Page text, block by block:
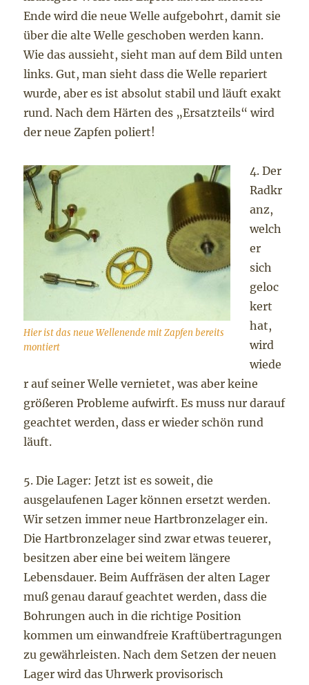
Ende wird die neue Welle aufgebohrt, damit sie
über die alte Welle geschoben werden kann.
Wie das aussieht, sieht man auf dem Bild unten
links. Gut, man sieht dass die Welle repariert
wurde, aber es ist absolut stabil und läuft exakt
rund. Nach dem Härten des „Ersatzteils“ wird
der neue Zapfen poliert!
Hier ist das neue Wellenende mit Zapfen bereits
montiert
4. Der
Radkr
anz,
welch
er
sich
geloc
kert
hat,
wird
wiede
r auf seiner Welle vernietet, was aber keine
größeren Probleme aufwirft. Es muss nur darauf
geachtet werden, dass er wieder schön rund
läuft.
5. Die Lager: Jetzt ist es soweit, die
ausgelaufenen Lager können ersetzt werden.
Wir setzen immer neue Hartbronzelager ein.
Die Hartbronzelager sind zwar etwas teuerer,
besitzen aber eine bei weitem längere
Lebensdauer. Beim Auffräsen der alten Lager
muß genau darauf geachtet werden, dass die
Bohrungen auch in die richtige Position
kommen um einwandfreie Kraftübertragungen
zu gewährleisten. Nach dem Setzen der neuen
Lager wird das Uhrwerk provisorisch